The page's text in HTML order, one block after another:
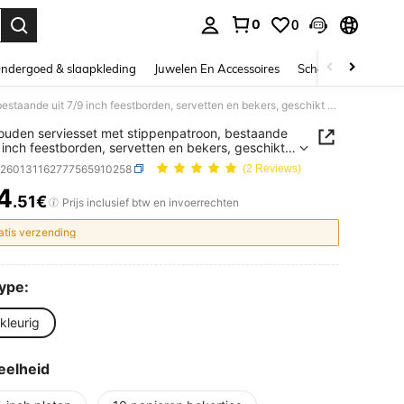
0 0
& slaapkleding Juwelen En Accessoires Schoonheid &
Roségouden serviesset met stippenpatroon, bestaande uit 7/9 inch feestborden, servetten en bekers, geschikt voor feestdagen, bruiloften, verlovingen, verjaardagen, feesten en andere gelegenheden.
serviesset met stippenpatroon, bestaande
feestborden, servetten en bekers, geschikt
bruiloften, verlovingen, verjaardagen,
en andere gelegenheden.
(2 Reviews)
AND AVAILABILITY
.51€ Prijs inclusief btw en invoerrechten
verzending